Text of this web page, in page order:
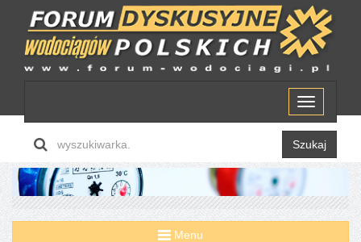
Menu
Szukaj
Menu